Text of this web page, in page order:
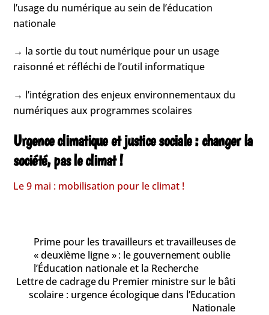
l’usage du numérique au sein de l’éducation
nationale
→ la sortie du tout numérique pour un usage
raisonné et réfléchi de l’outil informatique
→ l’intégration des enjeux environnementaux du
numériques aux programmes scolaires
Urgence climatique et justice sociale : changer la
société, pas le climat !
Le 9 mai : mobilisation pour le climat !
Prime pour les travailleurs et travailleuses de
« deuxième ligne » : le gouvernement oublie
l’Éducation nationale et la Recherche
Lettre de cadrage du Premier ministre sur le bâti
scolaire : urgence écologique dans l’Education
Nationale